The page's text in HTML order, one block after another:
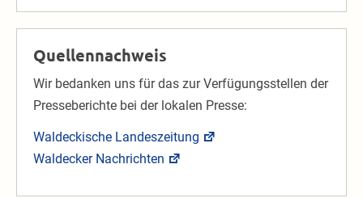
Quellennachweis
Wir bedanken uns für das zur Verfügungsstellen der
Presseberichte bei der lokalen Presse:
Waldeckische Landeszeitung
Waldecker Nachrichten